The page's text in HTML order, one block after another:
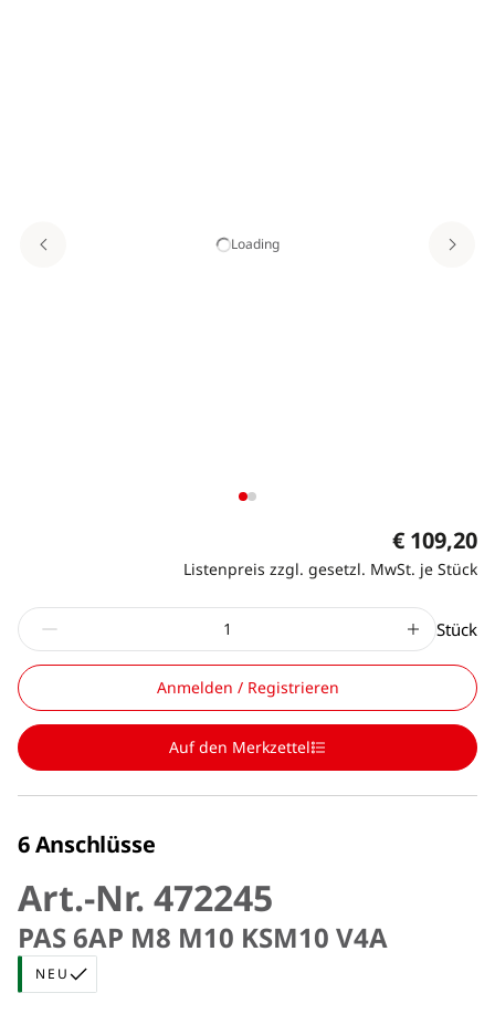
Loading
€ 109,20
Listenpreis zzgl. gesetzl. MwSt. je Stück
Stück
Anmelden / Registrieren
Auf den Merkzettel
6 Anschlüsse
Art.-Nr. 472245
PAS 6AP M8 M10 KSM10 V4A
NEU